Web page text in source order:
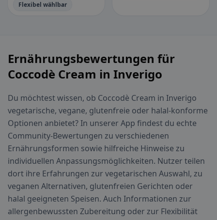
Flexibel wählbar
Ernährungsbewertungen für
Coccodè Cream in Inverigo
Du möchtest wissen, ob Coccodè Cream in Inverigo
vegetarische, vegane, glutenfreie oder halal-konforme
Optionen anbietet? In unserer App findest du echte
Community-Bewertungen zu verschiedenen
Ernährungsformen sowie hilfreiche Hinweise zu
individuellen Anpassungsmöglichkeiten. Nutzer teilen
dort ihre Erfahrungen zur vegetarischen Auswahl, zu
veganen Alternativen, glutenfreien Gerichten oder
halal geeigneten Speisen. Auch Informationen zur
allergenbewussten Zubereitung oder zur Flexibilität